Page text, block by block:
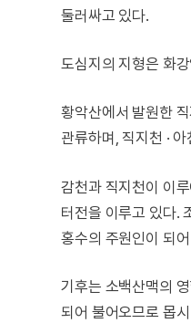
둘러싸고 있다.
도심지의 지형은 화
황악산에서 발원한
관류하며, 직지천 ·
감천과 직지천이 이
터전을 이루고 있다.
홍수의 주원인이 되
기후는 소백산맥의
되어 불어오므로 몹